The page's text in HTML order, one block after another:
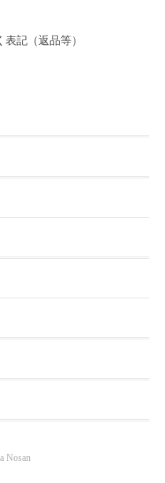
記（返品等）
Nosan